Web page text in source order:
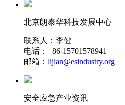
北京朗泰华科技发展中心
联系人：李健
电话：+86-15701578941
邮箱： lijian@esindustry.org
安全应急产业资讯